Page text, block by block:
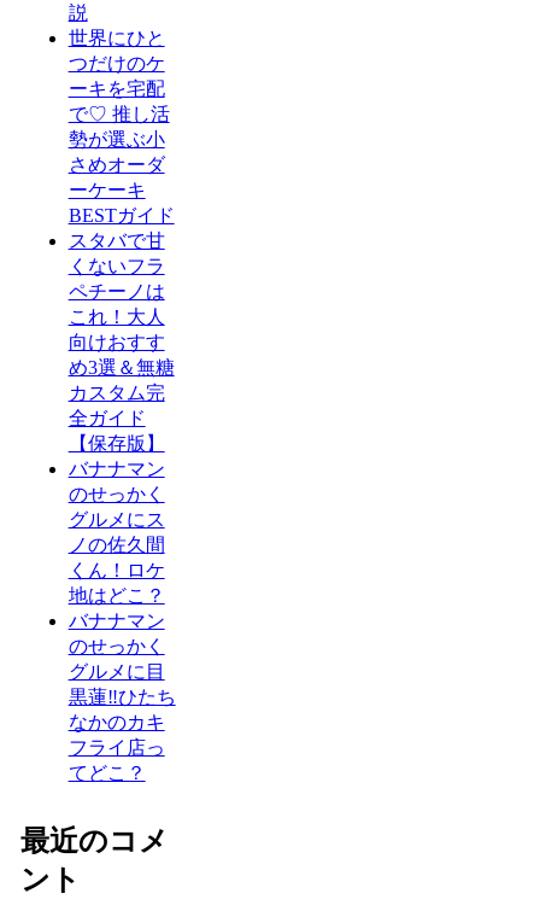
説
世界にひと
つだけのケ
ーキを宅配
で♡ 推し活
勢が選ぶ小
さめオーダ
ーケーキ
BESTガイド
スタバで甘
くないフラ
ペチーノは
これ！大人
向けおすす
め3選＆無糖
カスタム完
全ガイド
【保存版】
バナナマン
のせっかく
グルメにス
ノの佐久間
くん！ロケ
地はどこ？
バナナマン
のせっかく
グルメに目
黒蓮‼ひたち
なかのカキ
フライ店っ
てどこ？
最近のコメ
ント